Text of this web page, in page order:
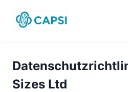
Inhalt
Sizes Ltd